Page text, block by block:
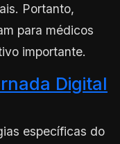
Portanto,
para médicos
importante.
Digital
específicas do